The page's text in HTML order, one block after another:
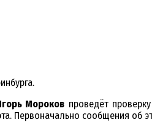
Мороков проведёт
Первоначально сообщения об